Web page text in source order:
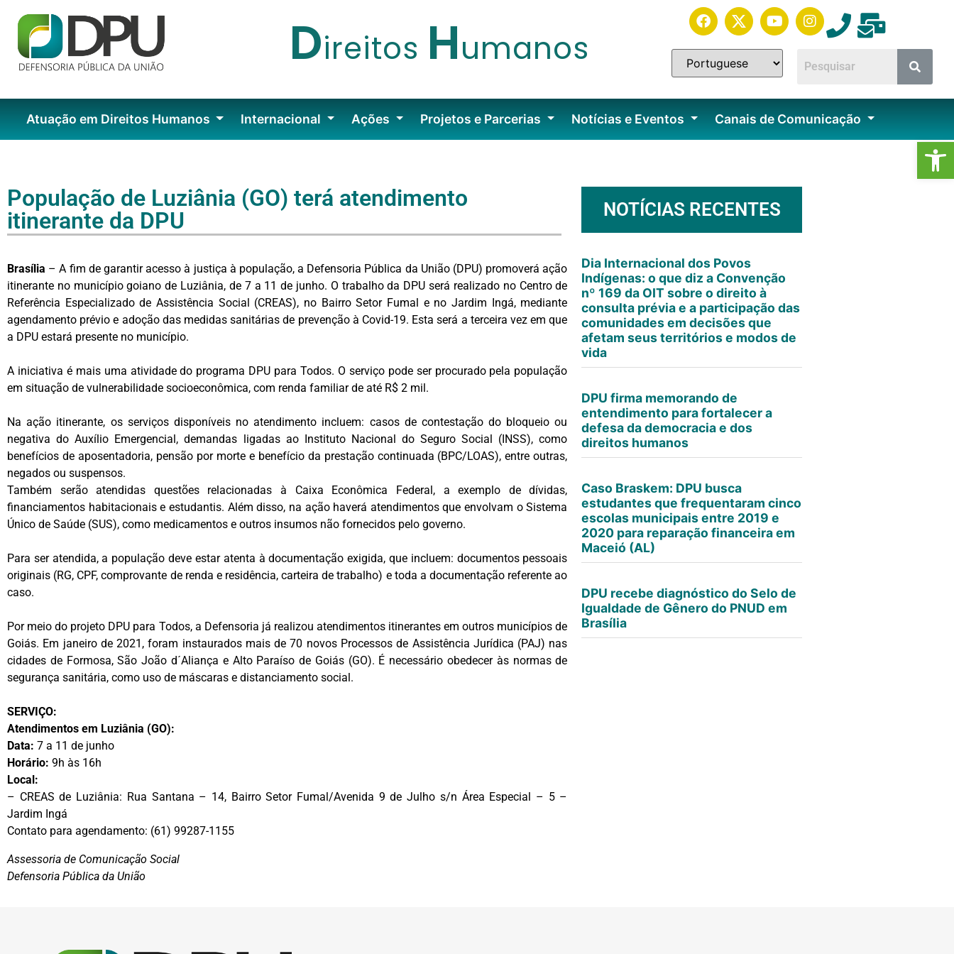
Direitos Humanos
Atuação em Direitos Humanos Internacional Ações Projetos e Parcerias Notícias e Eventos Canais de Comunicação
População de Luziânia (GO) terá atendimento
itinerante da DPU
Brasília – A fim de garantir acesso à justiça à população, a Defensoria Pública da União (DPU) promoverá ação
itinerante no município goiano de Luziânia, de 7 a 11 de junho. O trabalho da DPU será realizado no Centro de
Referência Especializado de Assistência Social (CREAS), no Bairro Setor Fumal e no Jardim Ingá, mediante
agendamento prévio e adoção das medidas sanitárias de prevenção à Covid-19. Esta será a terceira vez em que
a DPU estará presente no município.
A iniciativa é mais uma atividade do programa DPU para Todos. O serviço pode ser procurado pela população
em situação de vulnerabilidade socioeconômica, com renda familiar de até R$ 2 mil.
Na ação itinerante, os serviços disponíveis no atendimento incluem: casos de contestação do bloqueio ou
negativa do Auxílio Emergencial, demandas ligadas ao Instituto Nacional do Seguro Social (INSS), como
benefícios de aposentadoria, pensão por morte e benefício da prestação continuada (BPC/LOAS), entre outras,
negados ou suspensos.
Também serão atendidas questões relacionadas à Caixa Econômica Federal, a exemplo de dívidas,
financiamentos habitacionais e estudantis. Além disso, na ação haverá atendimentos que envolvam o Sistema
Único de Saúde (SUS), como medicamentos e outros insumos não fornecidos pelo governo.
Para ser atendida, a população deve estar atenta à documentação exigida, que incluem: documentos pessoais
originais (RG, CPF, comprovante de renda e residência, carteira de trabalho) e toda a documentação referente ao
caso.
Por meio do projeto DPU para Todos, a Defensoria já realizou atendimentos itinerantes em outros municípios de
Goiás. Em janeiro de 2021, foram instaurados mais de 70 novos Processos de Assistência Jurídica (PAJ) nas
cidades de Formosa, São João d´Aliança e Alto Paraíso de Goiás (GO). É necessário obedecer às normas de
segurança sanitária, como uso de máscaras e distanciamento social.
SERVIÇO:
Atendimentos em Luziânia (GO):
Data: 7 a 11 de junho
Horário: 9h às 16h
Local:
– CREAS de Luziânia: Rua Santana – 14, Bairro Setor Fumal/Avenida 9 de Julho s/n Área Especial – 5 –
Jardim Ingá
Contato para agendamento: (61) 99287-1155
Assessoria de Comunicação Social
Defensoria Pública da União
NOTÍCIAS RECENTES
Dia Internacional dos Povos
Indígenas: o que diz a Convenção
nº 169 da OIT sobre o direito à
consulta prévia e a participação das
comunidades em decisões que
afetam seus territórios e modos de
vida
DPU firma memorando de
entendimento para fortalecer a
defesa da democracia e dos
direitos humanos
Caso Braskem: DPU busca
estudantes que frequentaram cinco
escolas municipais entre 2019 e
2020 para reparação financeira em
Maceió (AL)
DPU recebe diagnóstico do Selo de
Igualdade de Gênero do PNUD em
Brasília